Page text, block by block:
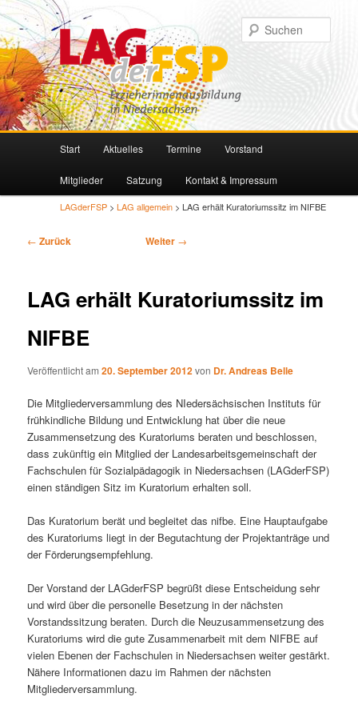
Zum
primären
Zum
sekundären
Start Aktuelles Termine Vorstand
Mitglieder Satzung Kontakt & Impressum
LAGderFSP > LAG allgemein > LAG erhält Kuratoriumssitz im NIFBE
Beitragsnavigation
← Zurück Weiter →
LAG erhält Kuratoriumssitz im
NIFBE
Veröffentlicht am20. September 2012von Dr. Andreas Belle
Die Mitgliederversammlung des NIedersächsischen Instituts für
frühkindliche Bildung und Entwicklung hat über die neue
Zusammensetzung des Kuratoriums beraten und beschlossen,
dass zukünftig ein Mitglied der Landesarbeitsgemeinschaft der
Fachschulen für Sozialpädagogik in Niedersachsen (LAGderFSP)
einen ständigen Sitz im Kuratorium erhalten soll.
Das Kuratorium berät und begleitet das nifbe. Eine Hauptaufgabe
des Kuratoriums liegt in der Begutachtung der Projektanträge und
der Förderungsempfehlung.
Der Vorstand der LAGderFSP begrüßt diese Entscheidung sehr
und wird über die personelle Besetzung in der nächsten
Vorstandssitzung beraten. Durch die Neuzusammensetzung des
Kuratoriums wird die gute Zusammenarbeit mit dem NIFBE auf
vielen Ebenen der Fachschulen in Niedersachsen weiter gestärkt.
Nähere Informationen dazu im Rahmen der nächsten
Mitgliederversammlung.